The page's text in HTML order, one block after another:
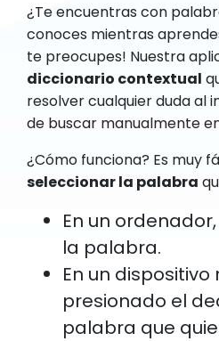
¿Te encuentras con
conoces mientras
te preocupes! Nuestra
diccionario contextual
resolver cualquier duda al
de buscar manualmente
¿Cómo funciona? Es muy
seleccionar la palabra
En un
la palabra.
En un
presionado el
palabra que